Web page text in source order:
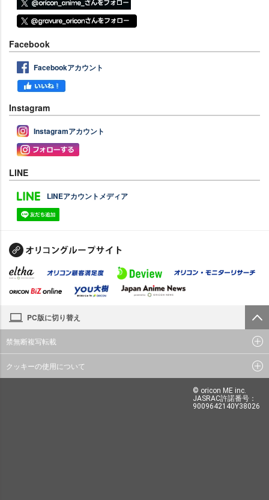
Facebook
Facebookアカウント
Instagram
Instagramアカウント
LINE
LINEアカウントメディア
PC版に切り替え
禁無断複写転載
クッキーの使用について
© oricon ME inc.
JASRAC許諾番号：
9009642140Y38026